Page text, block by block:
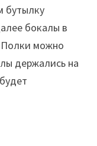
бутылку
бокалы в
Полки можно
держались на